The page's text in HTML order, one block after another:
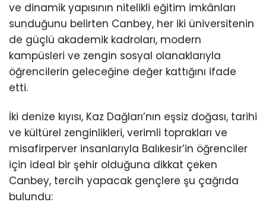
ve dinamik yapısının nitelikli eğitim imkânları
sunduğunu belirten Canbey, her iki üniversitenin
de güçlü akademik kadroları, modern
kampüsleri ve zengin sosyal olanaklarıyla
öğrencilerin geleceğine değer kattığını ifade
etti.
İki denize kıyısı, Kaz Dağları’nın eşsiz doğası, tarihi
ve kültürel zenginlikleri, verimli toprakları ve
misafirperver insanlarıyla Balıkesir’in öğrenciler
için ideal bir şehir olduğuna dikkat çeken
Canbey, tercih yapacak gençlere şu çağrıda
bulundu: